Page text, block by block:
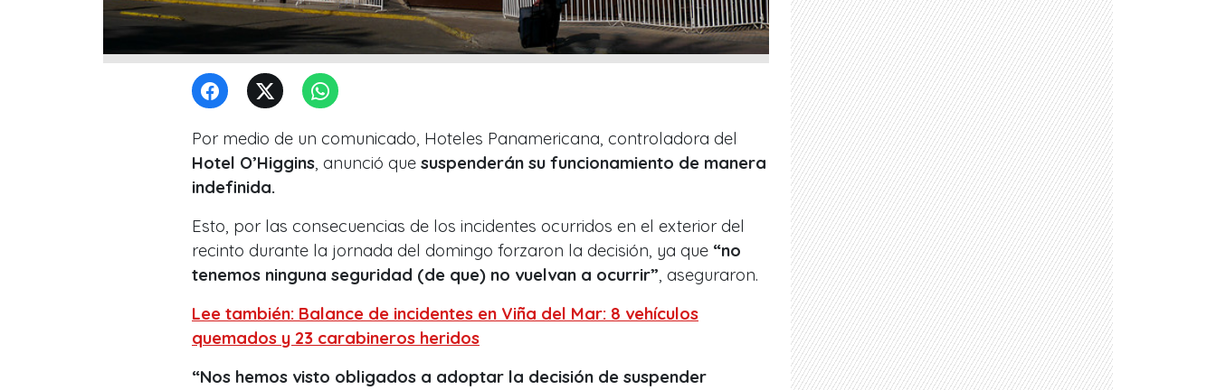
Por medio de un comunicado, Hoteles Panamericana, controladora del
Hotel O’Higgins, anunció que suspenderán su funcionamiento de manera
indefinida.
Esto, por las consecuencias de los incidentes ocurridos en el exterior del
recinto durante la jornada del domingo forzaron la decisión, ya que “no
tenemos ninguna seguridad (de que) no vuelvan a ocurrir”, aseguraron.
Lee también: Balance de incidentes en Viña del Mar: 8 vehículos
quemados y 23 carabineros heridos
“Nos hemos visto obligados a adoptar la decisión de suspender